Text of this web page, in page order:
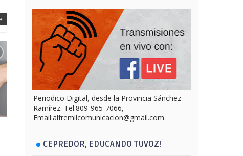
Periodico Digital, desde la Provincia Sánchez
Ramírez. Tel.809-965-7066,
Email:alfremilcomunicacion@gmail.com
CEPREDOR, EDUCANDO TUVOZ!